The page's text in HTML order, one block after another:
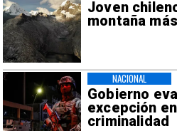
Joven
montaña
Gobierno
excepción
criminalidad
NACIONAL